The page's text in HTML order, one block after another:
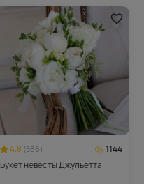
4.8 (566)
1144
Букет невесты Джульетта